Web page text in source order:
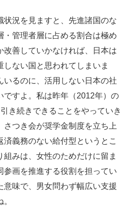
状況を見ますと、先進諸国のな
・管理者層に占める割合は極め
改善していかなければ、日本は
ない国と思われてしまいま
いるのに、活用しない日本の社
ですよ。私は昨年（2012年）の
き続きできることをやっていき
さつき会が奨学金制度を立ち上
義務のない給付型というとこ
みは、女性のためだけに留ま
参画を推進する役割を担ってい
意味で、男女問わず幅広い支援